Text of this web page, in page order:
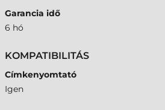
Garancia idő
6 hó
KOMPATIBILITÁS
Címkenyomtató
Igen